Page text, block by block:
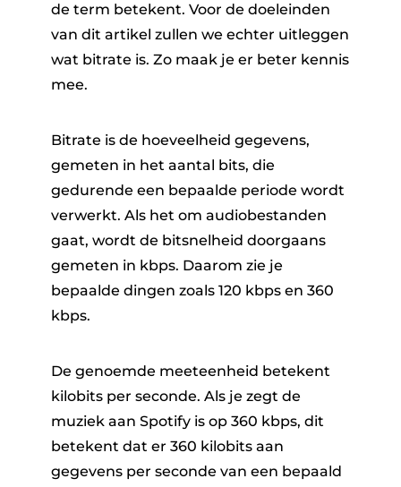
de term betekent. Voor de doeleinden
van dit artikel zullen we echter uitleggen
wat bitrate is. Zo maak je er beter kennis
mee.
Bitrate is de hoeveelheid gegevens,
gemeten in het aantal bits, die
gedurende een bepaalde periode wordt
verwerkt. Als het om audiobestanden
gaat, wordt de bitsnelheid doorgaans
gemeten in kbps. Daarom zie je
bepaalde dingen zoals 120 kbps en 360
kbps.
De genoemde meeteenheid betekent
kilobits per seconde. Als je zegt de
muziek aan Spotify is op 360 kbps, dit
betekent dat er 360 kilobits aan
gegevens per seconde van een bepaald